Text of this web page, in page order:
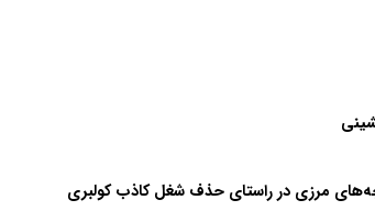
مرزی در راستای حذف شغل کاذب کولبری